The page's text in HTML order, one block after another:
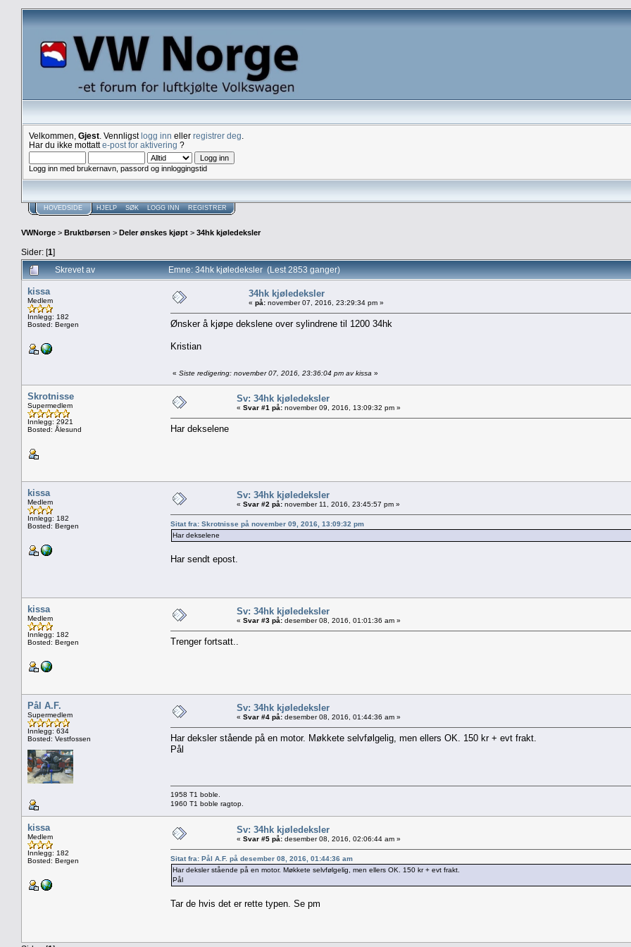
Velkommen, Gjest . Vennligstlogg inn eller registrer deg
Har du ikke mottatte-post for aktivering ?
Logg inn med brukernavn, passord og innloggingstid
HOVEDSIDE HJELP SØK LOGG INN REGISTRER
VWNorge > Bruktbørsen > Deler ønskes kjøpt > 34hk kjøledeksler
Sider: [1]
Skrevet av Emne: 34hk kjøledeksler (Lest 2853 ganger)
kissa
Medlem
Innlegg: 182
Bosted: Bergen
34hk kjøledeksler
« på: november 07, 2016, 23:29:34 pm »
Ønsker å kjøpe dekslene over sylindrene til 1200 34hk
Kristian
« Siste redigering: november 07, 2016, 23:36:04 pm av kissa »
Skrotnisse
Supermedlem
Innlegg: 2921
Bosted: Ålesund
Sv: 34hk kjøledeksler
« Svar #1 på: november 09, 2016, 13:09:32 pm »
Har dekselene
kissa
Medlem
Innlegg: 182
Bosted: Bergen
Sv: 34hk kjøledeksler
« Svar #2 på: november 11, 2016, 23:45:57 pm »
Sitat fra: Skrotnisse på november 09, 2016, 13:09:32 pm
Har dekselene
Har sendt epost.
kissa
Medlem
Innlegg: 182
Bosted: Bergen
Sv: 34hk kjøledeksler
« Svar #3 på: desember 08, 2016, 01:01:36 am »
Trenger fortsatt..
Pål A.F.
Supermedlem
Innlegg: 634
Bosted: Vestfossen
Sv: 34hk kjøledeksler
« Svar #4 på: desember 08, 2016, 01:44:36 am »
Har deksler stående på en motor. Møkkete selvfølgelig, men ellers OK. 150 kr + evt frakt.
Pål
1958 T1 boble.
1960 T1 boble ragtop.
kissa
Medlem
Innlegg: 182
Bosted: Bergen
Sv: 34hk kjøledeksler
« Svar #5 på: desember 08, 2016, 02:06:44 am »
Sitat fra: Pål A.F. på desember 08, 2016, 01:44:36 am
Har deksler stående på en motor. Møkkete selvfølgelig, men ellers OK. 150 kr + evt frakt.
Pål
Tar de hvis det er rette typen. Se pm